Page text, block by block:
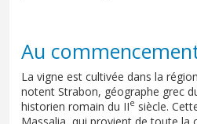
Au
La vigne est cultivée dans la
notent Strabon, géographe grec
historien romain du IIe siècle.
Massalia, qui provient de toute la